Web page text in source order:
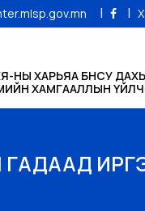
| |
НЫ ХАРЬЯА БНСУ ДАХЬ
ХАМГААЛЛЫН
ГАДААД